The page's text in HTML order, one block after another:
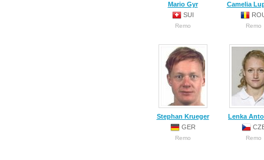
Mario Gyr
SUI
Remo
Camelia
Remo
Stephan Krueger
GER
Remo
Lenka
Remo